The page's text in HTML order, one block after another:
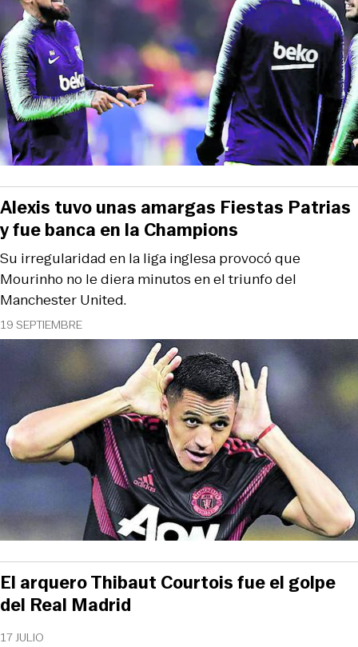
19 SEPTIEMBRE
Su irregularidad en la liga inglesa provocó que
Mourinho no le diera minutos en el triunfo del
Manchester United.
Alexis tuvo unas amargas Fiestas Patrias
y fue banca en la Champions
17 JULIO
El arquero Thibaut Courtois fue el golpe
del Real Madrid